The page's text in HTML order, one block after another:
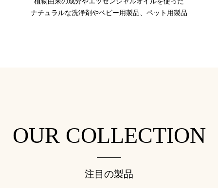
植物由来の成分やエッセンシャルオイルを使った
ナチュラルな洗浄剤やベビー用製品、ペット用製品
OUR COLLECTION
注目の製品